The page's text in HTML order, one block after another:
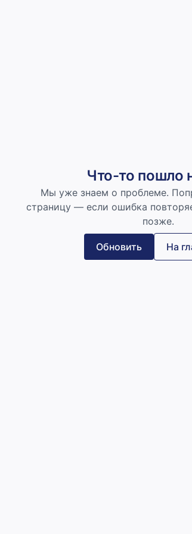
Что-то пошло
Мы уже знаем о проблеме.
страницу — если ошибка
позже.
Обновить На